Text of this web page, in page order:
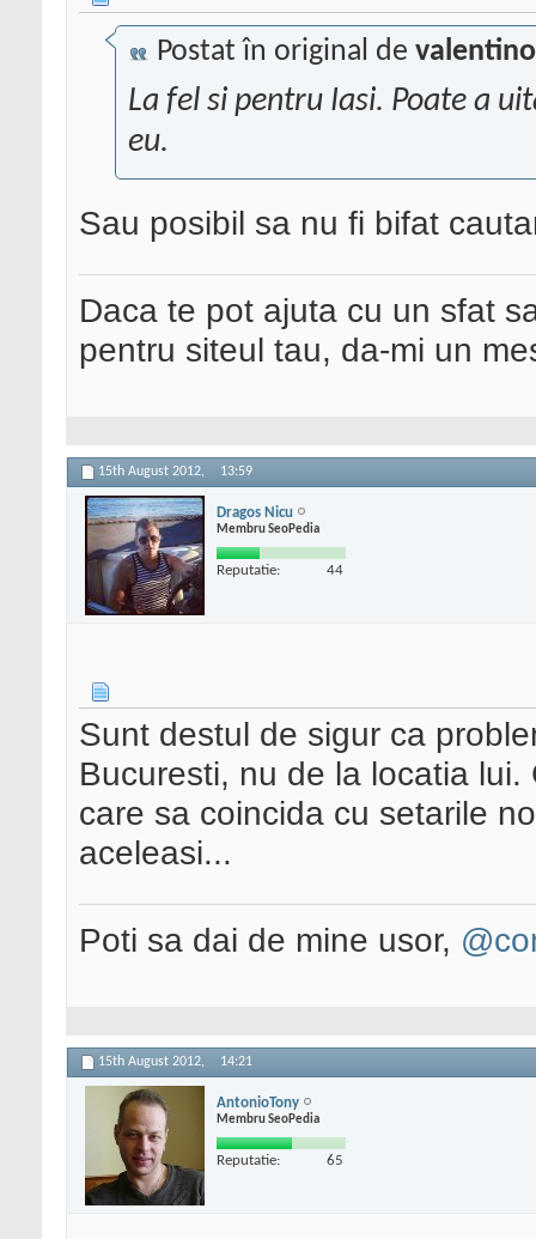
Postat în original de valentino
La fel si pentru Iasi. Poate a
eu.
Sau posibil sa nu fi bifat
Daca te pot ajuta cu un sfat
pentru siteul tau, da-mi un
15th August 2012, 13:59
Dragos Nicu
Membru SeoPedia
Reputatie: 44
Sunt destul de sigur ca
Bucuresti, nu de la locatia
care sa coincida cu setarile
aceleasi...
Poti sa dai de mine usor,
15th August 2012, 14:21
AntonioTony
Membru SeoPedia
Reputatie: 65